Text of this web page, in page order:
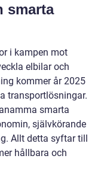
smarta
i kampen mot
elbilar och
kommer år 2025
transportlösningar.
smarta
självkörande
Allt detta syftar till
hållbara och